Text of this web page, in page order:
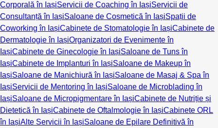
Corporală în IașiServicii de Coaching în IașiServicii de
Consultanță în IașiSaloane de Cosmetică în IașiSpații de
Coworking în IașiCabinete de Stomatologie în IașiCabinete de
Dermatologie în IașiOrganizatori de Evenimente în
IașiCabinete de Ginecologie în IașiSaloane de Tuns în
IașiCabinete de Implanturi în IașiSaloane de Makeup în
IașiSaloane de Manichiură în IașiSaloane de Masaj & Spa în
IașiServicii de Mentoring în IașiSaloane de Microblading în
IașiSaloane de Micropigmentare în IașiCabinete de Nutriție și
Dietetică în IașiCabinete de Oftalmologie în IașiCabinete ORL
în IașiAlte Servicii în IașiSaloane de Epilare Definitivă în